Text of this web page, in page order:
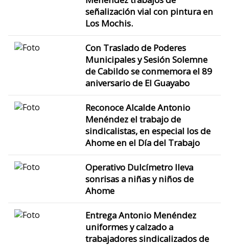
señalización vial con pintura en
Los Mochis.
Con Traslado de Poderes
Municipales y Sesión Solemne
de Cabildo se conmemora el 89
aniversario de El Guayabo
Reconoce Alcalde Antonio
Menéndez el trabajo de
sindicalistas, en especial los de
Ahome en el Día del Trabajo
Operativo Dulcímetro lleva
sonrisas a niñas y niños de
Ahome
Entrega Antonio Menéndez
uniformes y calzado a
trabajadores sindicalizados de